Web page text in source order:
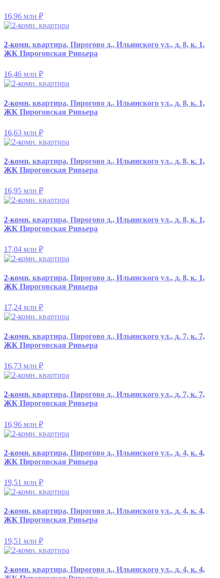
16,96 млн ₽
2-комн. квартира, Пирогово д., Ильинского ул., д. 8, к. 1,
ЖК Пироговская Ривьера
16,46 млн ₽
2-комн. квартира, Пирогово д., Ильинского ул., д. 8, к. 1,
ЖК Пироговская Ривьера
16,63 млн ₽
2-комн. квартира, Пирогово д., Ильинского ул., д. 8, к. 1,
ЖК Пироговская Ривьера
16,95 млн ₽
2-комн. квартира, Пирогово д., Ильинского ул., д. 8, к. 1,
ЖК Пироговская Ривьера
17,04 млн ₽
2-комн. квартира, Пирогово д., Ильинского ул., д. 8, к. 1,
ЖК Пироговская Ривьера
17,24 млн ₽
2-комн. квартира, Пирогово д., Ильинского ул., д. 7, к. 7,
ЖК Пироговская Ривьера
16,73 млн ₽
2-комн. квартира, Пирогово д., Ильинского ул., д. 7, к. 7,
ЖК Пироговская Ривьера
16,96 млн ₽
2-комн. квартира, Пирогово д., Ильинского ул., д. 4, к. 4,
ЖК Пироговская Ривьера
19,51 млн ₽
2-комн. квартира, Пирогово д., Ильинского ул., д. 4, к. 4,
ЖК Пироговская Ривьера
19,51 млн ₽
2-комн. квартира, Пирогово д., Ильинского ул., д. 4, к. 4,